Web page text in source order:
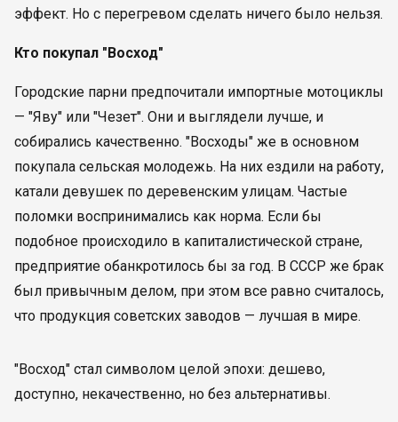
эффект. Но с перегревом сделать ничего было нельзя.
Кто покупал "Восход"
Городские парни предпочитали импортные мотоциклы
— "Яву" или "Чезет". Они и выглядели лучше, и
собирались качественно. "Восходы" же в основном
покупала сельская молодежь. На них ездили на работу,
катали девушек по деревенским улицам. Частые
поломки воспринимались как норма. Если бы
подобное происходило в капиталистической стране,
предприятие обанкротилось бы за год. В СССР же брак
был привычным делом, при этом все равно считалось,
что продукция советских заводов — лучшая в мире.
"Восход" стал символом целой эпохи: дешево,
доступно, некачественно, но без альтернативы.